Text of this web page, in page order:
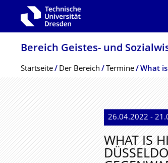
Bereich Geistes- und
Breadcrumb-Menü
Startseite Der Bereich Termine
26.04.2022 -
WHAT IS